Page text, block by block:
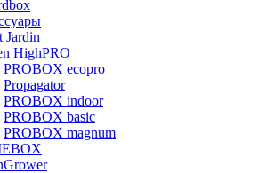
Jardin
HighPRO
PROBOX ecopro
Propagator
PROBOX indoor
PROBOX basic
PROBOX magnum